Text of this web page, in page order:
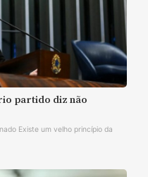
partido diz não
Existe um velho princípio da